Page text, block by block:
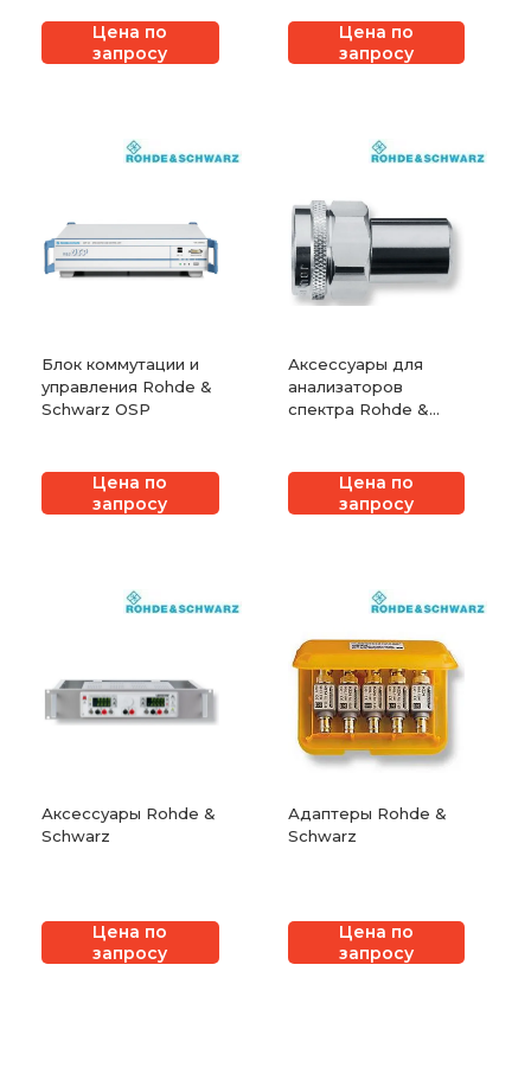
Цена по
запросу
Цена по
запросу
Блок коммутации и
управления Rohde &
Schwarz OSP
Цена по
запросу
Аксессуары для
анализаторов
спектра Rohde &
Цена по
запросу
Аксессуары Rohde &
Schwarz
Цена по
запросу
Адаптеры Rohde &
Schwarz
Цена по
запросу